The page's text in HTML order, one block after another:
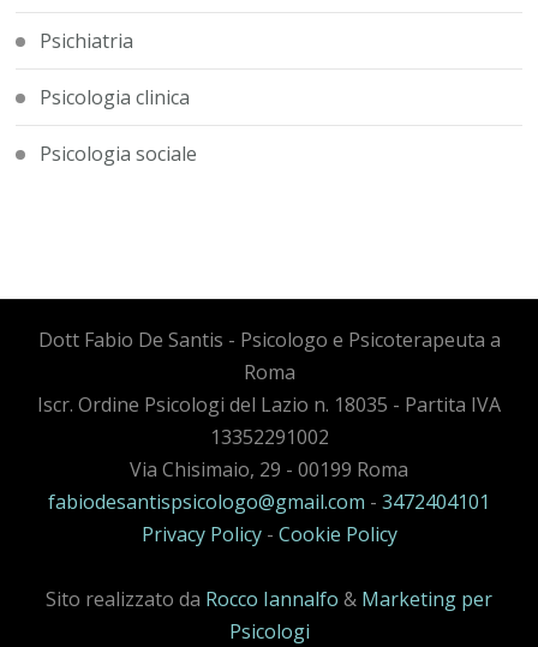
Psichiatria
Psicologia clinica
Psicologia sociale
Dott Fabio De Santis - Psicologo e Psicoterapeuta a
Roma
Iscr. Ordine Psicologi del Lazio n. 18035 - Partita IVA
13352291002
Via Chisimaio, 29 - 00199 Roma
fabiodesantispsicologo@gmail.com - 3472404101
Privacy Policy- Cookie Policy
Sito realizzato da Rocco Iannalfo & Marketing per
Psicologi